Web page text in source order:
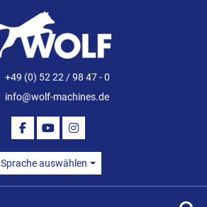
+49 (0) 52 22 / 98 47 - 0
info@wolf-machines.de
FACEBOOK
YOUTUBEINSTAGRAM
Sprache auswählen